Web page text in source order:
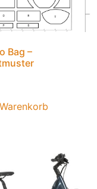
Bag –